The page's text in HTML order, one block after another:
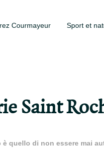
Courmayeur Sport et
Saint
quello di non essere mai